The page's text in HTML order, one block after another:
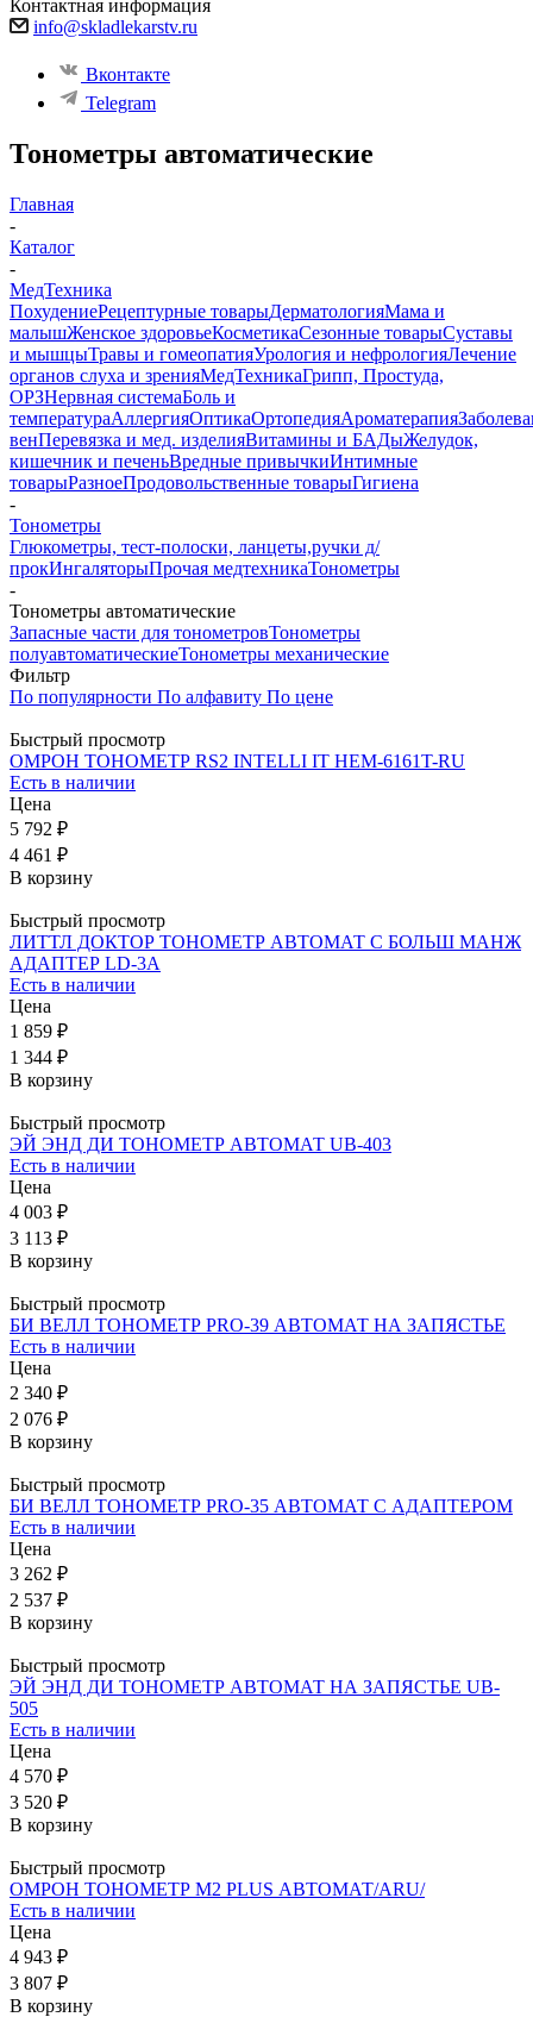
Контактная информация
info@skladlekarstv.ru
Вконтакте
Telegram
Тонометры автоматические
Главная
-
Каталог
-
МедТехника
ПохудениеРецептурные товарыДерматологияМама и
малышЖенское здоровьеКосметикаСезонные товарыСуставы
и мышцыТравы и гомеопатияУрология и нефрологияЛечение
органов слуха и зренияМедТехникаГрипп, Простуда,
ОРЗНервная системаБоль и
температураАллергияОптикаОртопедияАроматерапия
венПеревязка и мед. изделияВитамины и БАДыЖелудок,
кишечник и печеньВредные привычкиИнтимные
товарыРазноеПродовольственные товарыГигиена
-
Тонометры
Глюкометры, тест-полоски, ланцеты,ручки д/
прокИнгаляторыПрочая медтехникаТонометры
-
Тонометры автоматические
Запасные части для тонометровТонометры
полуавтоматическиеТонометры механические
Фильтр
По популярности По алфавиту По цене
Быстрый просмотр
ОМРОН ТОНОМЕТР RS2 INTELLI IT HEM-6161T-RU
Есть в наличии
Цена
5 792 ₽
4 461 ₽
В корзину
Быстрый просмотр
ЛИТТЛ ДОКТОР ТОНОМЕТР АВТОМАТ С БОЛЬШ МАНЖ
АДАПТЕР LD-3A
Есть в наличии
Цена
1 859 ₽
1 344 ₽
В корзину
Быстрый просмотр
ЭЙ ЭНД ДИ ТОНОМЕТР АВТОМАТ UB-403
Есть в наличии
Цена
4 003 ₽
3 113 ₽
В корзину
Быстрый просмотр
БИ ВЕЛЛ ТОНОМЕТР PRO-39 АВТОМАТ НА ЗАПЯСТЬЕ
Есть в наличии
Цена
2 340 ₽
2 076 ₽
В корзину
Быстрый просмотр
БИ ВЕЛЛ ТОНОМЕТР PRO-35 АВТОМАТ С АДАПТЕРОМ
Есть в наличии
Цена
3 262 ₽
2 537 ₽
В корзину
Быстрый просмотр
ЭЙ ЭНД ДИ ТОНОМЕТР АВТОМАТ НА ЗАПЯСТЬЕ UB-
505
Есть в наличии
Цена
4 570 ₽
3 520 ₽
В корзину
Быстрый просмотр
ОМРОН ТОНОМЕТР M2 PLUS АВТОМАТ/ARU/
Есть в наличии
Цена
4 943 ₽
3 807 ₽
В корзину